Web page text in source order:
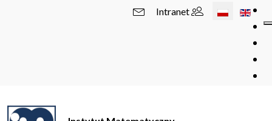
Wybierz swój
Intranet